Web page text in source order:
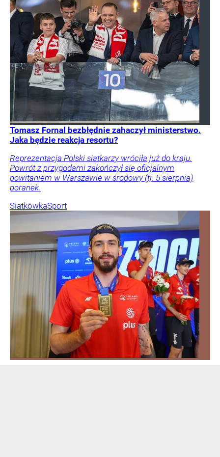
Tomasz Fornal bezbłędnie zahaczył ministerstwo.
Jaka będzie reakcja resortu?
Reprezentacja Polski siatkarzy wróciła już do kraju.
Powrót z przygodami zakończył się oficjalnym
powitaniem w Warszawie w środowy (tj. 5 sierpnia)
poranek.
SiatkówkaSport